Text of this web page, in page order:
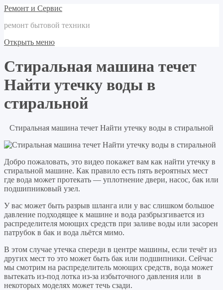
Ремонт и Сервис
ремонт бытовой техники
Открыть меню
Стиральная машина течет
Найти утечку воды в
стиральной
Стиральная машина течет Найти утечку воды в стиральной
Добро пожаловать, это видео покажет вам как найти утечку в
стиральной машине. Как правило есть пять вероятных мест
где вода может протекать — уплотнение двери, насос, бак или
подшипниковый узел.
У вас может быть разрыв шланга или у вас слишком большое
давление подходящее к машине и вода разбрызгивается из
распределителя моющих средств при заливе воды или засорен
патрубок в бак и вода льётся мимо.
В этом случае утечка спереди в центре машины, если течёт из
других мест то это может быть бак или подшипники. Сейчас
мы смотрим на распределитель моющих средств, вода может
вытекать из-под лотка из-за избыточного давления или в
некоторых моделях может течь сзади.